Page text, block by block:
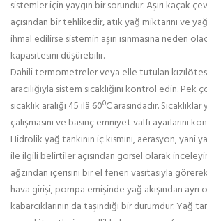
sistemler için yaygın bir sorundur. Aşırı kaçak
açısından bir tehlikedir, atık yağ miktarını ve
ihmal edilirse sistemin aşırı ısınmasına neden
kapasitesini düşürebilir.
Dahili termometreler veya elle tutulan
aracılığıyla sistem sıcaklığını kontrol edin.
sıcaklık aralığı 45 ilâ 60ºC arasındadır.
çalışmasını ve basınç emniyet valfı ayarlarını
Hidrolik yağ tankının iç kısmını, aerasyon, yani
ile ilgili belirtiler açısından görsel olarak
ağzından içerisini bir el feneri vasıtasıyla
hava girişi, pompa emişinde yağ akışından ayrı
kabarcıklarının da taşındığı bir durumdur. Yağ